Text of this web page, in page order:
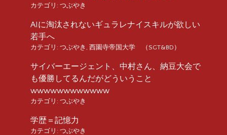
カテゴリ: つぶやき
AIに淘汰されないギュラレナイスキルが欲しい
若手へ
カテゴリ: つぶやき 西園寺帝国大学 （SGT&BD）
サイバーエージェント、中村さん、納豆大会で
も優勝してるんだがどういうこと
wwwwwwwwwwww
カテゴリ: つぶやき
学歴＝記憶力
カテゴリ: つぶやき